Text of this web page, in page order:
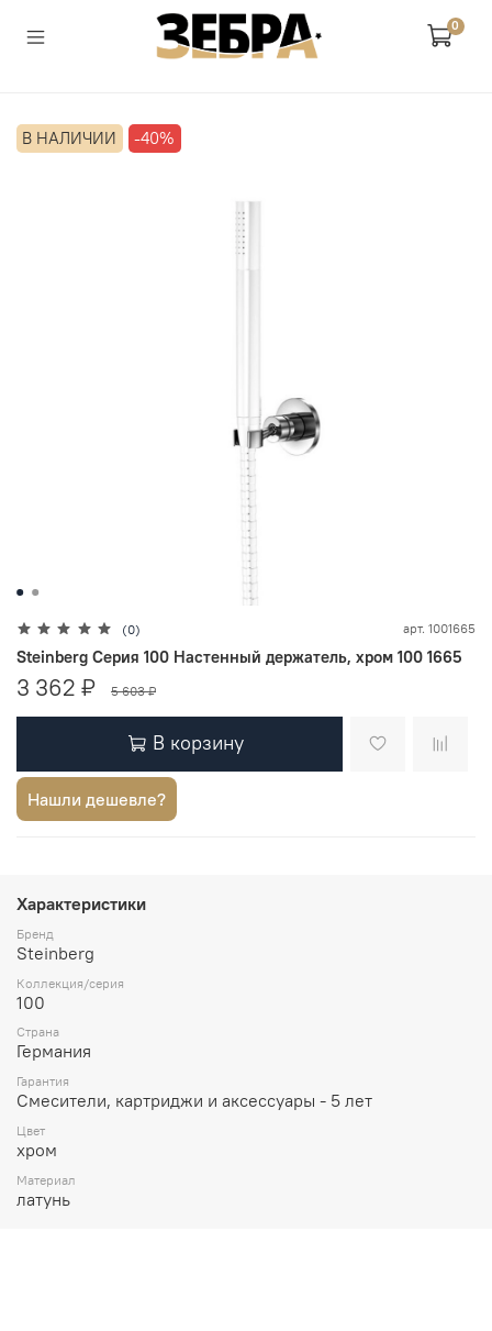
0
В НАЛИЧИИ -40%
(0) арт. 1001665
Steinberg Серия 100 Настенный держатель, хром 100 1665
3 362 ₽ 5 603 ₽
В корзину
Нашли дешевле?
Характеристики
Бренд
Steinberg
Коллекция/серия
100
Страна
Германия
Гарантия
Смесители, картриджи и аксессуары - 5 лет
Цвет
хром
Материал
латунь